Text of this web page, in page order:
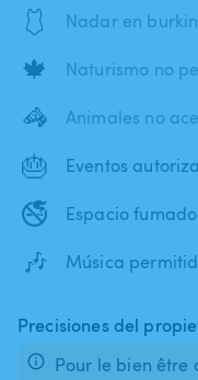
🩱 Nadar en
🍁 Naturismo no
🦓 Animales no
🎂 Eventos
🚭 Espacio
🎶 Música
Precisiones del
Pour le bien être